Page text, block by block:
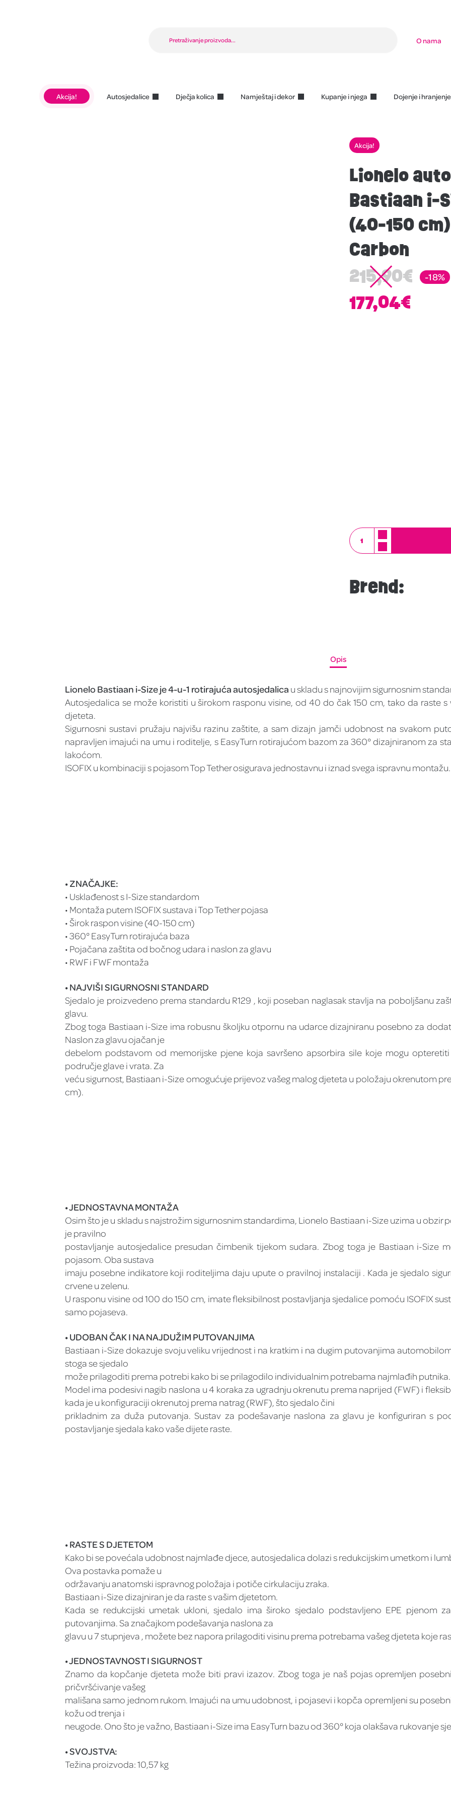
O nama
Akcija! Autosjedalice Dječja kolica Namještaj i dekor Kupanje i njega Dojenje i hranjenje
Akcija!
Lionelo
Bastiaan i-
(40-150
Carbon
215,90€
177,04€
-18%
Brend:
Opis
Lionelo Bastiaan i-Size je 4-u-1 rotirajuća autosjedalica u skladu s najnovijim sigurnosnim
Autosjedalica se može koristiti u širokom rasponu visine, od 40 do čak 150 cm, tako da raste
djeteta.
Sigurnosni sustavi pružaju najvišu razinu zaštite, a sam dizajn jamči udobnost na svakom
napravljen imajući na umu i roditelje, s EasyTurn rotirajućom bazom za 360° dizajniranom za
lakoćom.
ISOFIX u kombinaciji s pojasom Top Tether osigurava jednostavnu i iznad svega ispravnu montažu.
• ZNAČAJKE:
• Usklađenost s I-Size standardom
• Montaža putem ISOFIX sustava i Top Tether pojasa
• Širok raspon visine (40-150 cm)
• 360° EasyTurn rotirajuća baza
• Pojačana zaštita od bočnog udara i naslon za glavu
• RWF i FWF montaža
• NAJVIŠI SIGURNOSNI STANDARD
Sjedalo je proizvedeno prema standardu R129 , koji poseban naglasak stavlja na poboljšanu
glavu.
Zbog toga Bastiaan i-Size ima robusnu školjku otpornu na udarce dizajniranu posebno za
Naslon za glavu ojačan je
debelom podstavom od memorijske pjene koja savršeno apsorbira sile koje mogu
područje glave i vrata. Za
veću sigurnost, Bastiaan i-Size omogućuje prijevoz vašeg malog djeteta u položaju okrenutom
cm).
• JEDNOSTAVNA MONTAŽA
Osim što je u skladu s najstrožim sigurnosnim standardima, Lionelo Bastiaan i-Size uzima u
je pravilno
postavljanje autosjedalice presudan čimbenik tijekom sudara. Zbog toga je Bastiaan i-Size
pojasom. Oba sustava
imaju posebne indikatore koji roditeljima daju upute o pravilnoj instalaciji . Kada je sjedalo
crvene u zelenu.
U rasponu visine od 100 do 150 cm, imate fleksibilnost postavljanja sjedalice pomoću ISOFIX
samo pojaseva.
• UDOBAN ČAK I NA NAJDUŽIM PUTOVANJIMA
Bastiaan i-Size dokazuje svoju veliku vrijednost i na kratkim i na dugim putovanjima
stoga se sjedalo
može prilagoditi prema potrebi kako bi se prilagodilo individualnim potrebama najmlađih putnika.
Model ima podesivi nagib naslona u 4 koraka za ugradnju okrenutu prema naprijed (FWF) i
kada je u konfiguraciji okrenutoj prema natrag (RWF), što sjedalo čini
prikladnim za duža putovanja. Sustav za podešavanje naslona za glavu je konfiguriran s
postavljanje sjedala kako vaše dijete raste.
• RASTE S DJETETOM
Kako bi se povećala udobnost najmlađe djece, autosjedalica dolazi s redukcijskim umetkom i
Ova postavka pomaže u
održavanju anatomski ispravnog položaja i potiče cirkulaciju zraka.
Bastiaan i-Size dizajniran je da raste s vašim djetetom.
Kada se redukcijski umetak ukloni, sjedalo ima široko sjedalo podstavljeno EPE pjenom
putovanjima. Sa značajkom podešavanja naslona za
glavu u 7 stupnjeva , možete bez napora prilagoditi visinu prema potrebama vašeg djeteta koje
• JEDNOSTAVNOST I SIGURNOST
Znamo da kopčanje djeteta može biti pravi izazov. Zbog toga je naš pojas opremljen
pričvršćivanje vašeg
mališana samo jednom rukom. Imajući na umu udobnost, i pojasevi i kopča opremljeni su
kožu od trenja i
neugode. Ono što je važno, Bastiaan i-Size ima EasyTurn bazu od 360° koja olakšava rukovanje
• SVOJSTVA:
Težina proizvoda: 10,57 kg